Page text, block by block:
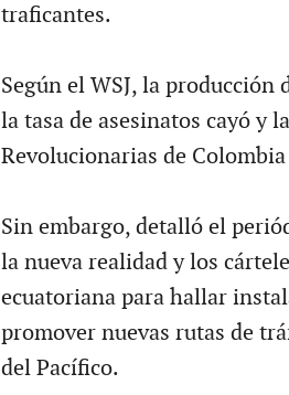
traficantes.
Según el WSJ, la
la tasa de asesinatos cayó y
Revolucionarias de
Sin embargo, detalló el
la nueva realidad y los
ecuatoriana para hallar
promover nuevas rutas de
del Pacífico.